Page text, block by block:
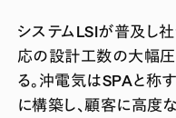
システムLSIが普及し
応の設計工数の大幅
る。沖電気はSPAと称
に構築し、顧客に高度